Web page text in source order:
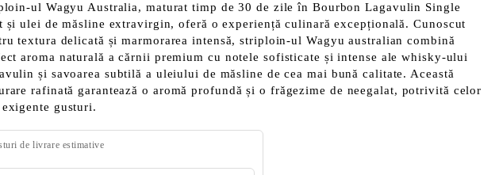
ul Wagyu Australia, maturat timp de 30 de zile în Bourbon Lagavulin Single
și ulei de măsline extravirgin, oferă o experiență culinară excepțională. Cunoscut
textura delicată și marmorarea intensă, striploin-ul Wagyu australian combină
aroma naturală a cărnii premium cu notele sofisticate și intense ale whisky-ului
și savoarea subtilă a uleiului de măsline de cea mai bună calitate. Această
rafinată garantează o aromă profundă și o frăgezime de neegalat, potrivită celor
gusturi.
de livrare estimative